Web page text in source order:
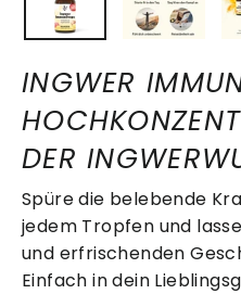
INGWER
DER
Spüre die belebende
jedem Tropfen und
und erfrischenden
Einfach in dein